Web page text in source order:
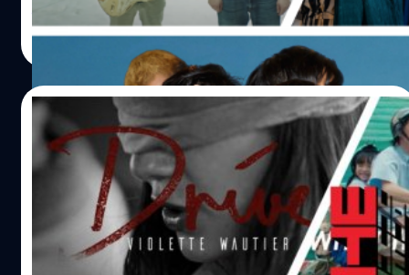
รวบรวมมาแนะนำเอาไว้เผื่อเพื่อน ๆ คนไหนยังไม่ได้ฟังกันนะ
L’Arc~en~Ciel - “Mirai” ในที่สุดแฟน ๆ ของเฮีย ๆ ก็ได้เฮกัน
เสียทีหลังจากที่หายไปกว่า 4 ปี ! โดยไม่ออกเพลงใหม่เลย (มัว
แต่ทัวร์คอนเสิร์ตกันอย่างเดียว) กับวงเจร็อกระดับตำนาน
‘L’Arc~en~Ciel’ ที่กลับมาพร้อมกับบทเพลงที่มีชื่อว่า “Mirai”
บทเพลงประกอบเกม Blue Protocal เรียกได้ว่าเป็นการกลับมา
อย่างยิ่งใหญ่ถูกใจแฟน ๆ สมกับเป็นการเฉลิมฉลองวาระครบ
รอบ 30 ปีของวงแห่งสายรุ้งวงนี้ “Mirai” มีความเป็น
L’Arc~en~Ciel ที่เราคิดถึงครบถ้วนทั้งเสียงร้องของไฮด์ ไลน์
ดนตรีเท่ ๆ ทั้งกีตาร์เก๋ ๆ จากเคน เบสเฟี้ยวฟ้าวจากเท็ตสึ และ
กลองแน่น ๆ จากยูกิฮิโระ ที่มาพร้อมกับซาวด์สวยงามล้ำเลิศ
เมโลดี้เพราะ ๆ เติมความอลังด้วยเสียงเครื่องสายและเติม
ธีรพงศ์ เสรีสำราญ | 1892 days ago
30/12/2018
10 ที่สุดของ MV แห่งปี 2018
ปีที่ผ่านมามีงานเพลงดีๆ ออกมามากมาย มิวสิควีดิโอก็มีส่วน
ช่วยให้เรื่องราวของบทเพลงนั้นเข้าถึงคนฟังได้มากขึ้น ในแง่
หนึ่งมันอาจชี้นำให้คนฟังไปติดกับเรื่องราวในมิวสิควีดิโอ
มากกว่าที่จะจินตนาการเรื่องราวจากการซึมซับเนื้อเพลงเอง